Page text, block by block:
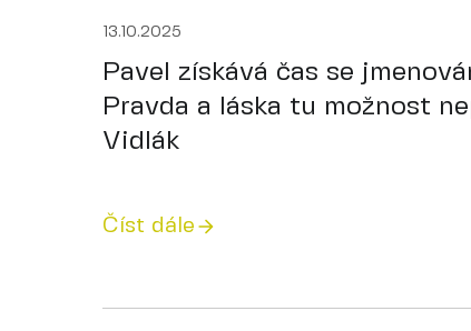
13.10.2025
Pavel získává čas se
Pravda a láska tu možnost
Vidlák
Číst dále